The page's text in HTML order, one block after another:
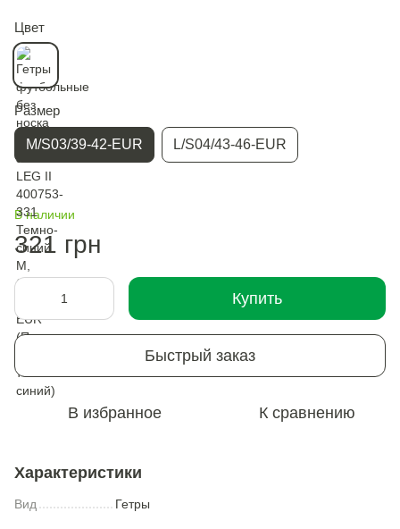
Цвет
Размер
M/S03/39-42-EUR L/S04/43-46-EUR
В наличии
321 грн
Купить
Быстрый заказ
В избранное К сравнению
Характеристики
Вид Гетры